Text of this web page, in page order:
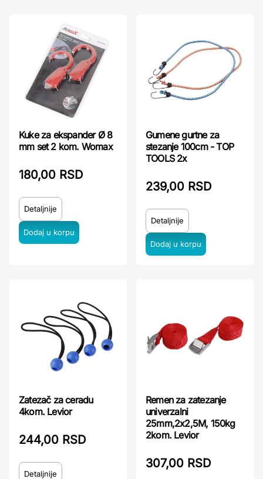
Kuke za ekspander Ø 8
mm set 2 kom. Womax
180,00 RSD
Detaljnije
Gumene gurtne za
stezanje 100cm - TOP
TOOLS 2x
239,00 RSD
Detaljnije
Zatezač za ceradu
4kom. Levior
244,00 RSD
Detaljnije
Remen za zatezanje
univerzalni
25mm,2x2,5M, 150kg
2kom. Levior
307,00 RSD